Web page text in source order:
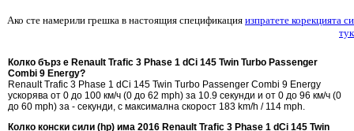
Ако сте намерили грешка в настоящия спецификация изпратете корекцията си
тук
Колко бърз е Renault Trafic 3 Phase 1 dCi 145 Twin Turbo Passenger
Combi 9 Energy?
Renault Trafic 3 Phase 1 dCi 145 Twin Turbo Passenger Combi 9 Energy
ускорява от 0 до 100 км/ч (0 до 62 mph) за 10.9 секунди и от 0 до 96 км/ч (0
до 60 mph) за - секунди, с максимална скорост 183 km/h / 114 mph.
Колко конски сили (hp) има 2016 Renault Trafic 3 Phase 1 dCi 145 Twin